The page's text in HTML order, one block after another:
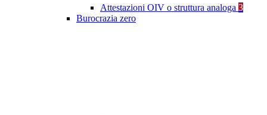
Attestazioni OIV o struttura analoga 3
Burocrazia zero